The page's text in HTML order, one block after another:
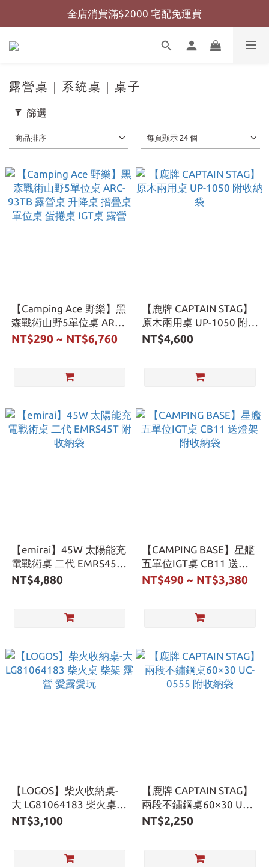
全店消費滿$999 超商免運費
全店消費滿$2000 宅配免運費
全店消費滿$999 超商免運費
露營桌｜系統桌｜桌子
篩選
商品排序 每頁顯示 24 個
【Camping Ace 野樂】黑
森戰術山野5單位桌 ARC-
93TB 露營桌 升降桌 摺疊
NT$290 ~ NT$6,760
【鹿牌 CAPTAIN STAG】
原木兩用桌 UP-1050 附收
納袋
NT$4,600
【emirai】45W 太陽能充
電戰術桌 二代 EMRS45T
附收納袋
NT$4,880
【CAMPING BASE】星艦
五單位IGT桌 CB11 送燈
架 附收納袋
NT$490 ~ NT$3,380
【LOGOS】柴火收納桌-
大 LG81064183 柴火桌
柴架 露營 愛露愛玩
NT$3,100
【鹿牌 CAPTAIN STAG】
兩段不鏽鋼桌60×30 UC-
0555 附收納袋
NT$2,250